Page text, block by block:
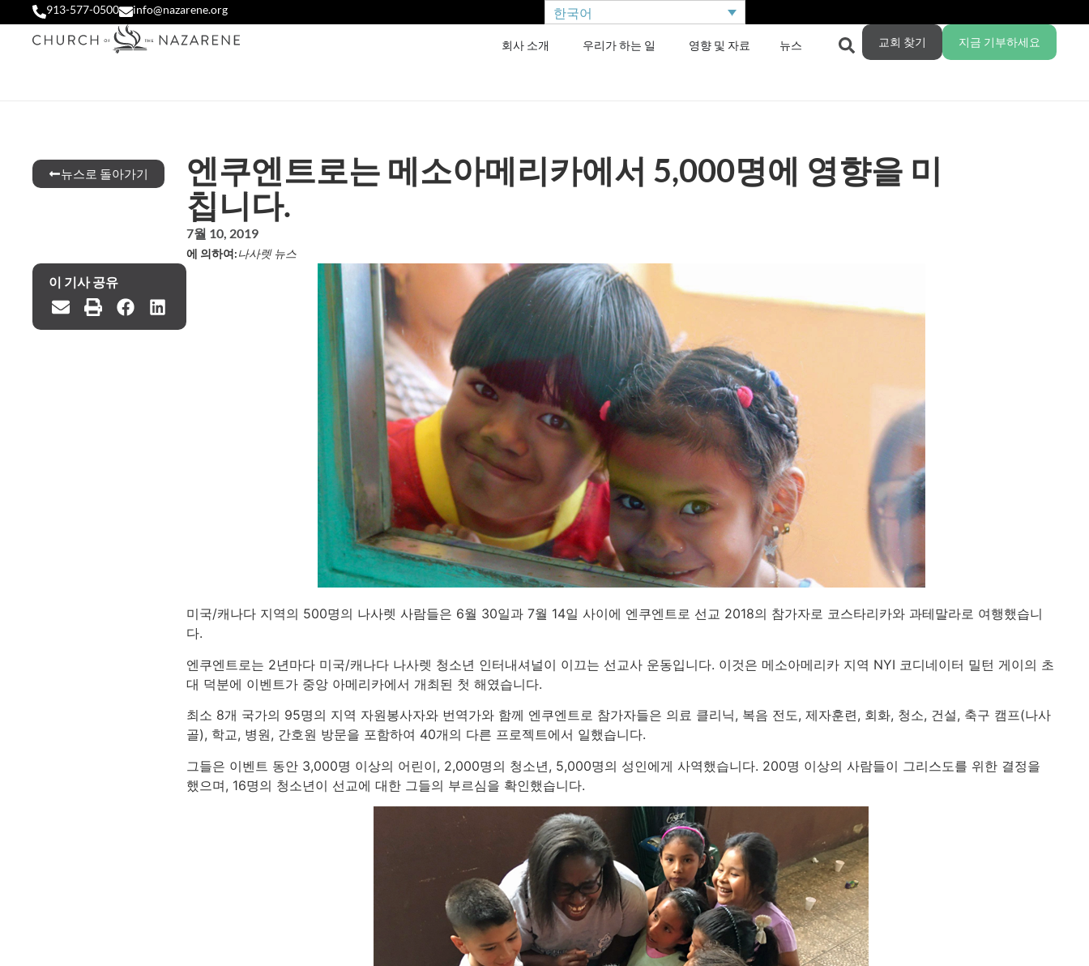
913-577-0500 info@nazarene.org 한국어
회사 소개 우리가 하는 일 영향 및 자료 뉴스 교회 찾기 지금 기부하세요
뉴스로 돌아가기
엔쿠엔트로는 메소아메리카에서 5,000명에 영향을 미
칩니다.
7월 10, 2019
에 의하여:나사렛 뉴스
이 기사 공유
미국/캐나다 지역의 500명의 나사렛 사람들은 6월 30일과 7월 14일 사이에 엔쿠엔트로 선교 2018의 참가자로 코스타리카와 과테말라로 여행했습니
다.
엔쿠엔트로는 2년마다 미국/캐나다 나사렛 청소년 인터내셔널이 이끄는 선교사 운동입니다. 이것은 메소아메리카 지역 NYI 코디네이터 밀턴 게이의 초
대 덕분에 이벤트가 중앙 아메리카에서 개최된 첫 해였습니다.
최소 8개 국가의 95명의 지역 자원봉사자와 번역가와 함께 엔쿠엔트로 참가자들은 의료 클리닉, 복음 전도, 제자훈련, 회화, 청소, 건설, 축구 캠프(나사
골), 학교, 병원, 간호원 방문을 포함하여 40개의 다른 프로젝트에서 일했습니다.
그들은 이벤트 동안 3,000명 이상의 어린이, 2,000명의 청소년, 5,000명의 성인에게 사역했습니다. 200명 이상의 사람들이 그리스도를 위한 결정을
했으며, 16명의 청소년이 선교에 대한 그들의 부르심을 확인했습니다.